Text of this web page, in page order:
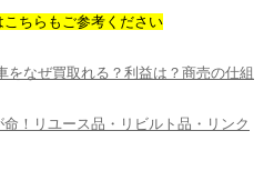
ちらもご参考ください
をなぜ買取れる？利益は？商売の仕組
！リユース品・リビルト品・リンク